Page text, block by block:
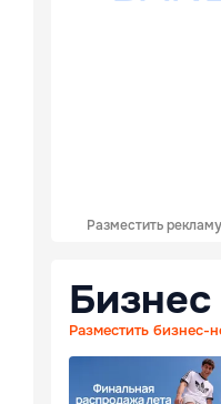
Разместить
Бизнес
Разместить бизнес-